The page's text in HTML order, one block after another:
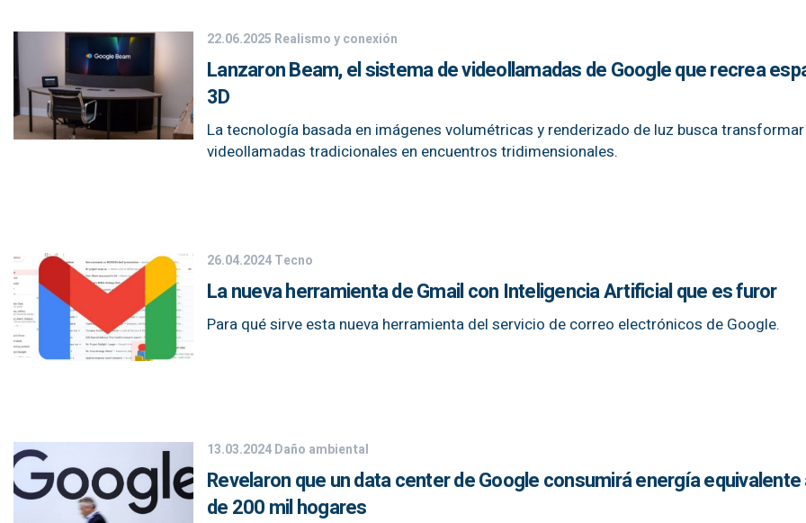
22.06.2025 Realismo y conexión
Lanzaron Beam, el sistema de videollamadas de Google que recrea
3D
La tecnología basada en imágenes volumétricas y renderizado de luz busca
videollamadas tradicionales en encuentros tridimensionales.
26.04.2024Tecno
La nueva herramienta de Gmail con Inteligencia Artificial que es furor
Para qué sirve esta nueva herramienta del servicio de correo electrónicos de Google.
13.03.2024Daño ambiental
Revelaron que un data center de Google consumirá energía equivalente
de 200 mil hogares